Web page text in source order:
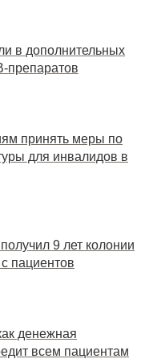
в дополнительных
препаратов
принять меры по
для инвалидов в
9 лет колонии
пациентов
денежная
всем пациентам